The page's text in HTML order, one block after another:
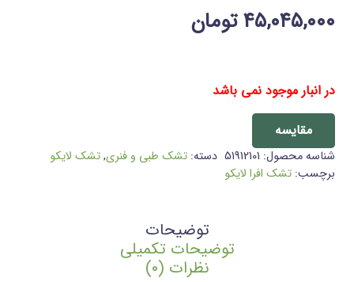
۴۵,۰۴۵,۰۰۰ تومان
در انبار موجود نمی باشد
مقایسه
شناسه محصول: 51912101 دسته: تشک طبی و فنری,تشک لایکو
برچسب: تشک افرا لایکو
توضیحات
توضیحات تکمیلی
نظرات (0)